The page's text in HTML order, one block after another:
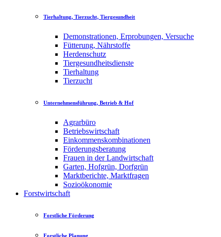
Tierhaltung, Tierzucht, Tiergesundheit
Demonstrationen, Erprobungen, Versuche
Fütterung, Nährstoffe
Herdenschutz
Tiergesundheitsdienste
Tierhaltung
Tierzucht
Unternehmensführung, Betrieb & Hof
Agrarbüro
Betriebswirtschaft
Einkommenskombinationen
Förderungsberatung
Frauen in der Landwirtschaft
Garten, Hofgrün, Dorfgrün
Marktberichte, Marktfragen
Sozioökonomie
Forstwirtschaft
Forstliche Förderung
Forstliche Planung